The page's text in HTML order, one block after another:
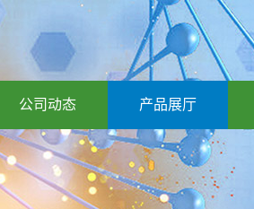
公司动态 产品展厅